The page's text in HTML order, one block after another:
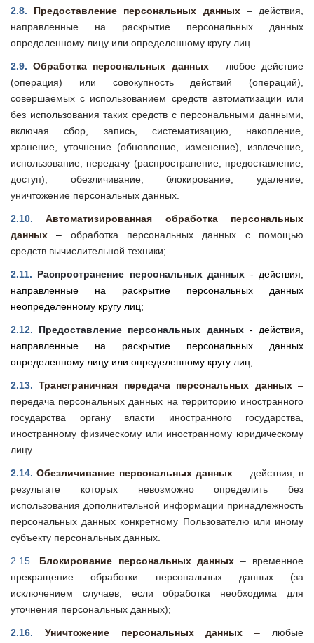
2.8. Предоставление персональных данных – действия,
направленные на раскрытие персональных данных
определенному лицу или определенному кругу лиц.
2.9.Обработка персональных данных – любое действие
(операция) или совокупность действий (операций),
совершаемых с использованием средств автоматизации или
без использования таких средств с персональными данными,
включая сбор, запись, систематизацию, накопление,
хранение, уточнение (обновление, изменение), извлечение,
использование, передачу (распространение, предоставление,
доступ), обезличивание, блокирование, удаление,
уничтожение персональных данных.
2.10.Автоматизированная обработка персональных
данных
– обработка персональных данных с помощью
средств вычислительной техники;
2.11. Распространение персональных данных - действия,
направленные на раскрытие персональных данных
неопределенному кругу лиц;
2.12. Предоставление персональных данных- действия,
направленные на раскрытие персональных данных
определенному лицу или определенному кругу лиц;
2.13.Трансграничная передача персональных данных–
передача персональных данных на территорию иностранного
государства органу власти иностранного государства,
иностранному физическому или иностранному юридическому
лицу.
2.14.Обезличивание персональных данных — действия, в
результате которых невозможно определить без
использования дополнительной информации принадлежность
персональных данных конкретному Пользователю или иному
субъекту персональных данных.
2.15. Блокирование персональных данных– временное
прекращение обработки персональных данных (за
исключением случаев, если обработка необходима для
уточнения персональных данных);
2.16. Уничтожение персональных данных – любые